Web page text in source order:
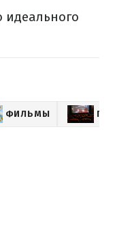
идеального
ФИЛЬМЫ